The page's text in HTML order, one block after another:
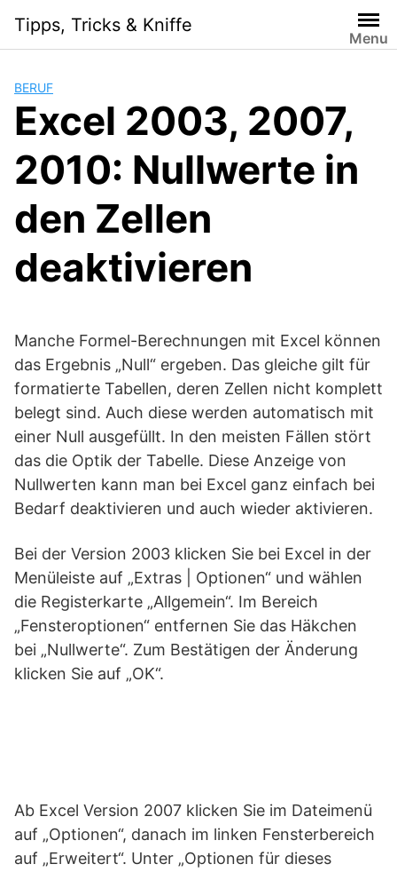
content
Tipps, Tricks & Kniffe
Menu
BERUF
Excel 2003, 2007,
2010: Nullwerte in
den Zellen
deaktivieren
Manche Formel-Berechnungen mit Excel können
das Ergebnis „Null“ ergeben. Das gleiche gilt für
formatierte Tabellen, deren Zellen nicht komplett
belegt sind. Auch diese werden automatisch mit
einer Null ausgefüllt. In den meisten Fällen stört
das die Optik der Tabelle. Diese Anzeige von
Nullwerten kann man bei Excel ganz einfach bei
Bedarf deaktivieren und auch wieder aktivieren.
Bei der Version 2003 klicken Sie bei Excel in der
Menüleiste auf „Extras | Optionen“ und wählen
die Registerkarte „Allgemein“. Im Bereich
„Fensteroptionen“ entfernen Sie das Häkchen
bei „Nullwerte“. Zum Bestätigen der Änderung
klicken Sie auf „OK“.
Ab Excel Version 2007 klicken Sie im Dateimenü
auf „Optionen“, danach im linken Fensterbereich
auf „Erweitert“. Unter „Optionen für dieses